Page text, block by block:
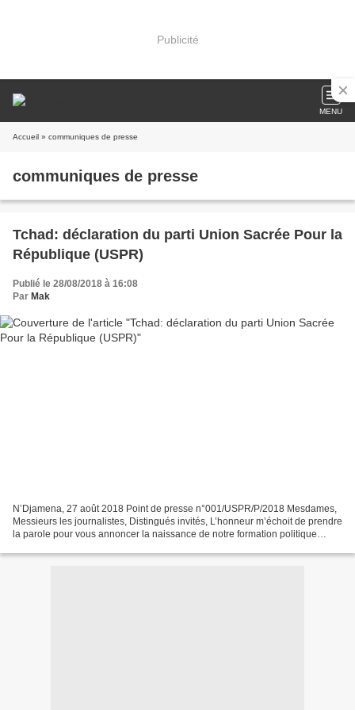
Publicité
MENU
Accueil » communiques de presse
communiques de presse
Tchad: déclaration du parti Union Sacrée Pour la
République (USPR)
Publié le 28/08/2018 à 16:08
Par Mak
N’Djamena, 27 août 2018 Point de presse n°001/USPR/P/2018 Mesdames,
Messieurs les journalistes, Distingués invités, L’honneur m’échoit de prendre
la parole pour vous annoncer la naissance de notre formation politique